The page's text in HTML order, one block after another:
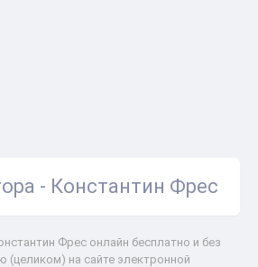
- Константин Фрес
Фрес онлайн бесплатно и без
(целиком) на сайте электронной